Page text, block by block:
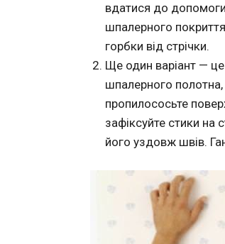
вдатися до допомоги
шпалерного
горбки від стрічки.
Ще один варіант —
шпалерного полотна,
пропилососьте
зафіксуйте стики на
його уздовж швів.